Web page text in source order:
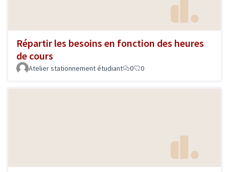
Répartir les besoins en fonction des heures
de cours
Atelier stationnement étudiant 0 0